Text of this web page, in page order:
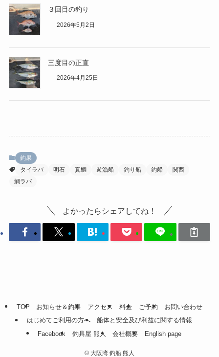
３回目の釣り
2026年5月2日
三度目の正直
2026年4月25日
釣果
タイラバ
明石 真鯛 遊漁船 釣り船 釣船
関西
鯛ラバ
よかったらシェアしてね！
TOP お知らせ＆釣果 アクセス 料金 ご予約
お問い合わせ
はじめてご利用の方へ
船体と安全及び利益に関する情報
Facebook
釣具屋 熊人 会社概要 English page
© 大阪湾 釣船 熊人